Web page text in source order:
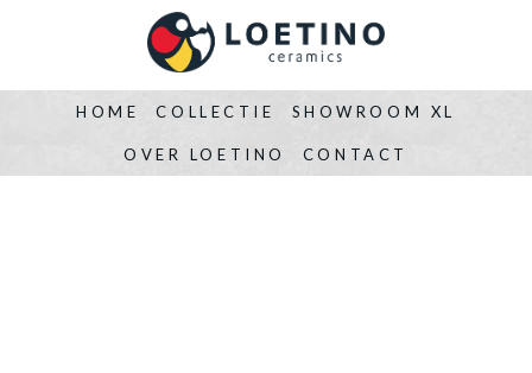
HOME COLLECTIE SHOWROOM XL
OVER LOETINO CONTACT